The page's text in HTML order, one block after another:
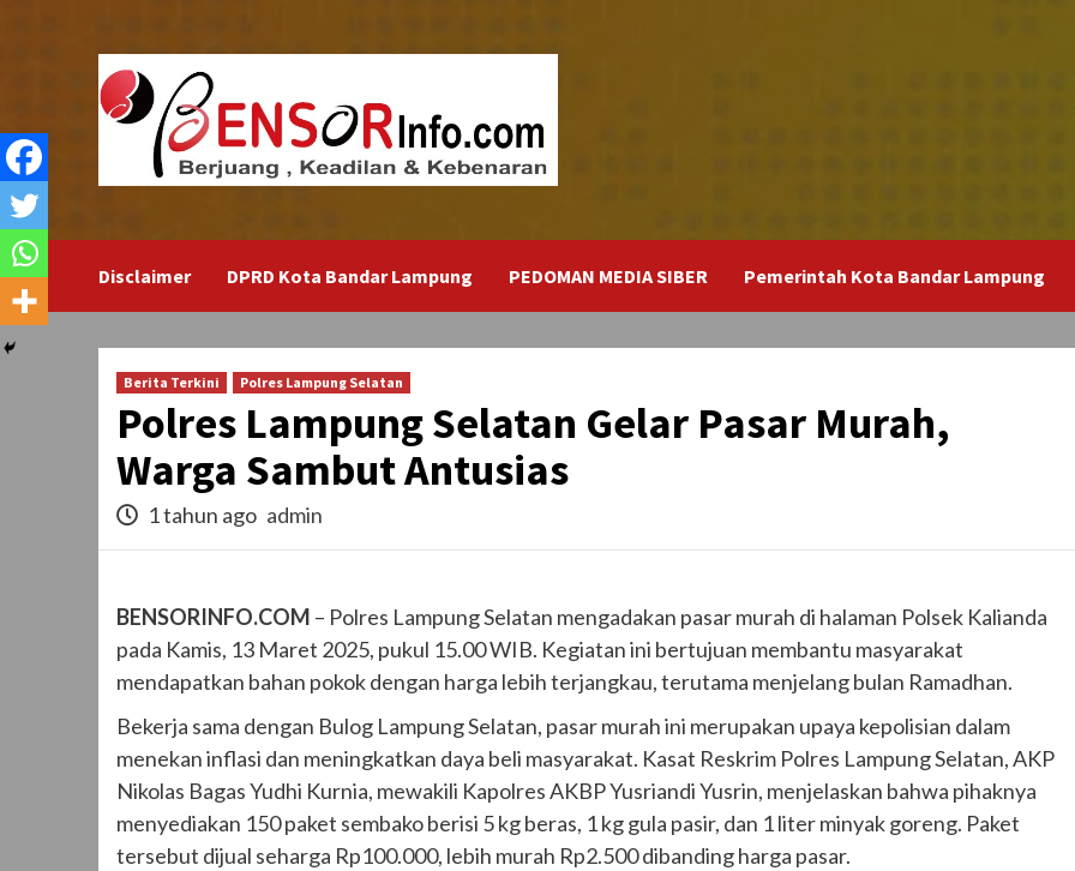
Disclaimer DPRD Kota Bandar Lampung PEDOMAN MEDIA SIBER Pemerintah Kota Bandar Lampung
Berita Terkini Polres Lampung Selatan
Polres Lampung Selatan Gelar Pasar Murah,
Warga Sambut Antusias
1 tahun ago admin
BENSORINFO.COM – Polres Lampung Selatan mengadakan pasar murah di halaman Polsek Kalianda
pada Kamis, 13 Maret 2025, pukul 15.00 WIB. Kegiatan ini bertujuan membantu masyarakat
mendapatkan bahan pokok dengan harga lebih terjangkau, terutama menjelang bulan Ramadhan.
Bekerja sama dengan Bulog Lampung Selatan, pasar murah ini merupakan upaya kepolisian dalam
menekan inflasi dan meningkatkan daya beli masyarakat. Kasat Reskrim Polres Lampung Selatan, AKP
Nikolas Bagas Yudhi Kurnia, mewakili Kapolres AKBP Yusriandi Yusrin, menjelaskan bahwa pihaknya
menyediakan 150 paket sembako berisi 5 kg beras, 1 kg gula pasir, dan 1 liter minyak goreng. Paket
tersebut dijual seharga Rp100.000, lebih murah Rp2.500 dibanding harga pasar.